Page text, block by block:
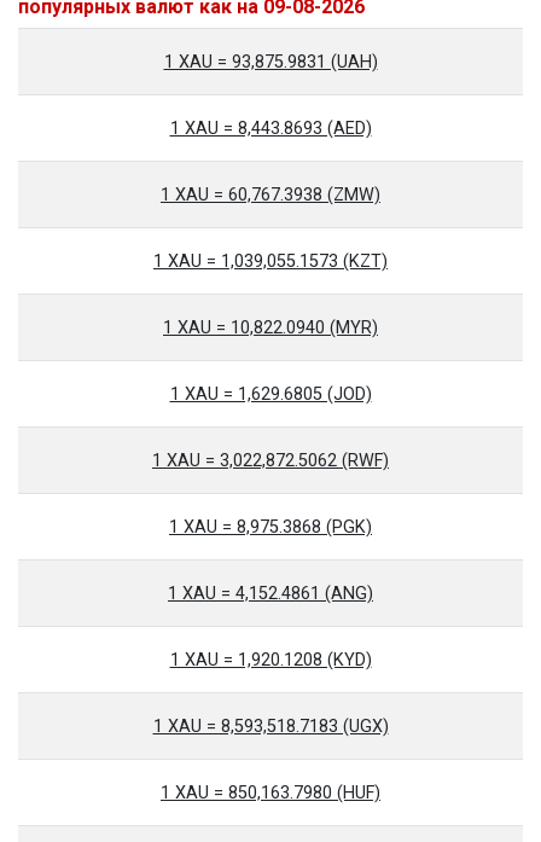
популярных валют как на 09-08-2026
1 XAU = 93,875.9831 (UAH)
1 XAU = 8,443.8693 (AED)
1 XAU = 60,767.3938 (ZMW)
1 XAU = 1,039,055.1573 (KZT)
1 XAU = 10,822.0940 (MYR)
1 XAU = 1,629.6805 (JOD)
1 XAU = 3,022,872.5062 (RWF)
1 XAU = 8,975.3868 (PGK)
1 XAU = 4,152.4861 (ANG)
1 XAU = 1,920.1208 (KYD)
1 XAU = 8,593,518.7183 (UGX)
1 XAU = 850,163.7980 (HUF)